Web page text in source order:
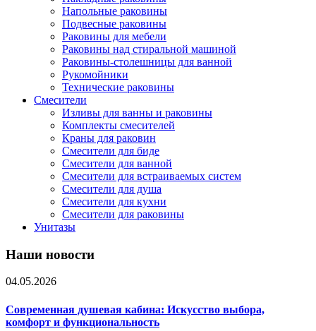
Напольные раковины
Подвесные раковины
Раковины для мебели
Раковины над стиральной машиной
Раковины-столешницы для ванной
Рукомойники
Технические раковины
Смесители
Изливы для ванны и раковины
Комплекты смесителей
Краны для раковин
Смесители для биде
Смесители для ванной
Смесители для встраиваемых систем
Смесители для душа
Смесители для кухни
Смесители для раковины
Унитазы
Наши новости
04.05.2026
Современная душевая кабина: Искусство выбора,
комфорт и функциональность